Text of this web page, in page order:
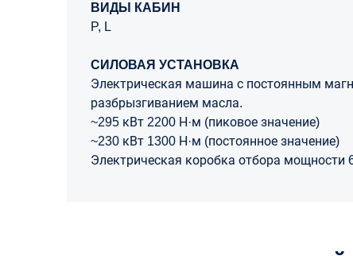
ВИДЫ КАБИН
P, L
СИЛОВАЯ УСТАНОВКА
Электрическая машина с постоянным
разбрызгиванием масла.
~295 кВт 2200 Н·м (пиковое значение)
~230 кВт 1300 Н·м (постоянное значение)
Электрическая коробка отбора мощности